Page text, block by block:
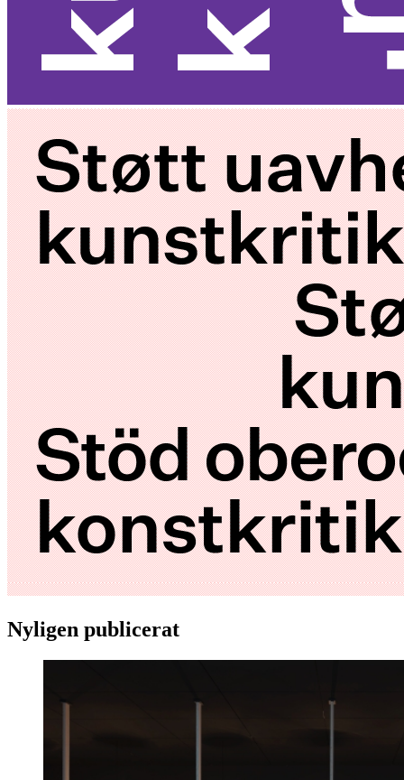
Nyligen publicerat